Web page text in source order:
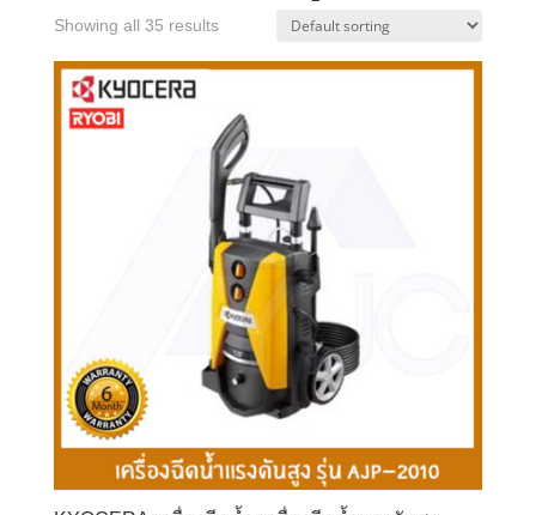
Showing all 35 results